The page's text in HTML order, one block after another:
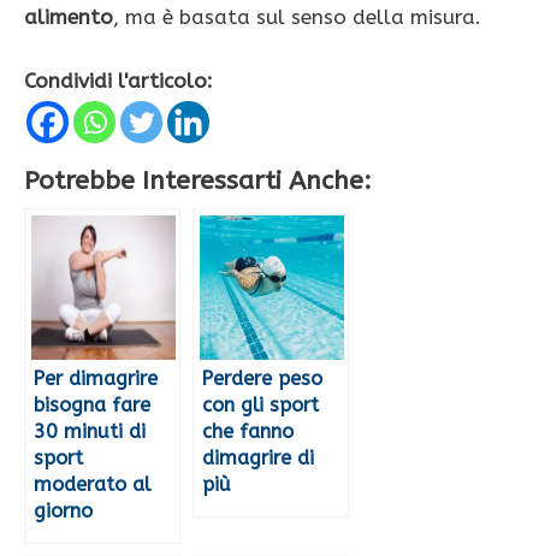
alimento, ma è basata sul senso della misura.
Condividi l'articolo:
Potrebbe Interessarti Anche:
Per dimagrire
bisogna fare
30 minuti di
sport
moderato al
giorno
Perdere peso
con gli sport
che fanno
dimagrire di
più